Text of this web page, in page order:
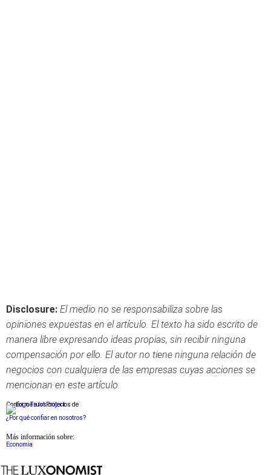
Disclosure: El medio no se responsabiliza sobre las
opiniones expuestas en el artículo. El texto ha sido escrito de
manera libre expresando ideas propias, sin recibir ninguna
compensación por ello. El autor no tiene ninguna relación de
negocios con cualquiera de las empresas cuyas acciones se
mencionan en este artículo.
Conforme a los criterios de
¿Por qué confiar en nosotros?
Más información sobre:
Economia